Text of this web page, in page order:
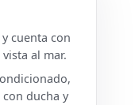
cuenta con
al mar.
ducha y